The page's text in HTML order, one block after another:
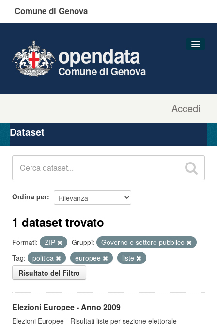
Comune di Genova
Accedi
opendata
Comune di Genova
Organizzazioni
Gruppi
Dataset
Ordina per
1 dataset trovato
Formati: ZIP Gruppi:
Governo e settore pubblico
Tag:
politica europee
liste
Risultato del Filtro
Elezioni Europee - Anno 2009
Elezioni Europee - Risultati liste per sezione elettorale